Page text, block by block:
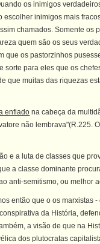
os inimigos
escolher inimigos mais
chamados. Somente os
quem são os seus
que os pastorzinhos
sorte para eles que os
que muitas das riquezas
enfiado na cabeça da
não lembrava"(R.225.
e a luta de classes que
a classe dominante
anti-semitismo, ou melhor
então que o os marxistas
da História,
a visão de que na
dos plutocratas